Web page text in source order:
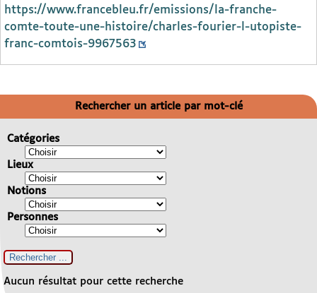
https://www.francebleu.fr/emissions/la-franche-
comte-toute-une-histoire/charles-fourier-l-utopiste-
franc-comtois-9967563
Rechercher un article par mot-clé
Catégories
Lieux
Notions
Personnes
Aucun résultat pour cette recherche